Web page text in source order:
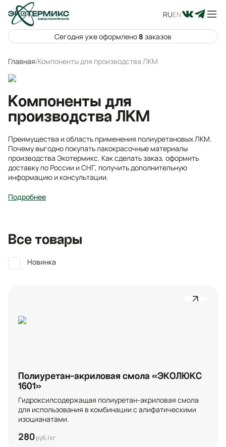
RUEN
Сегодня уже оформлено 8 заказов
Главная/Компоненты для производства ЛКМ
Компоненты для
производства ЛКМ
Преимущества и область применения полиуретановых ЛКМ.
Почему выгодно покупать лакокрасочные материалы
производства Экотермикс. Как сделать заказ, оформить
доставку по России и СНГ, получить дополнительную
информацию и консультации.
Подробнее
Все товары
Новинка
Полиуретан-акриловая смола «ЭКОЛЮКС
1601»
Гидроксилсодержащая полиуретан-акриловая смола
для использования в комбинации с алифатическими
изоцианатами.
280руб./кг